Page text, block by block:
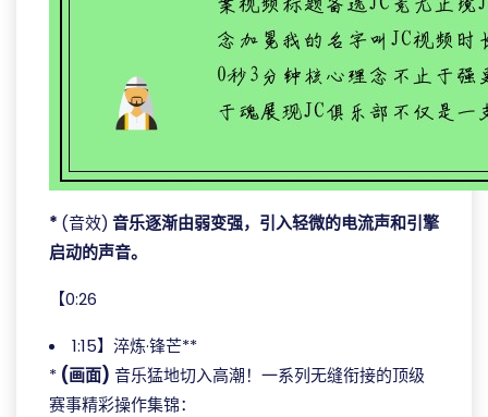
* (音效) 音乐逐渐由弱变强，引入轻微的电流声和引擎
启动的声音。
【0:26
1:15】淬炼·锋芒**
* (画面) 音乐猛地切入高潮！一系列无缝衔接的顶级
赛事精彩操作集锦：